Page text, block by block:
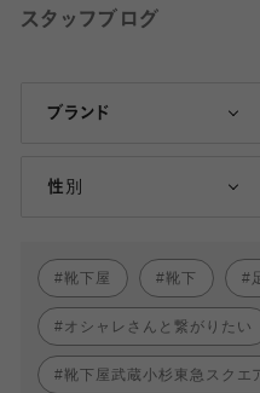
スタッフブログ
ブランド
性別
靴下屋 靴下
オシャレさんと繋がりたい
靴下屋武蔵小杉東急スクエ